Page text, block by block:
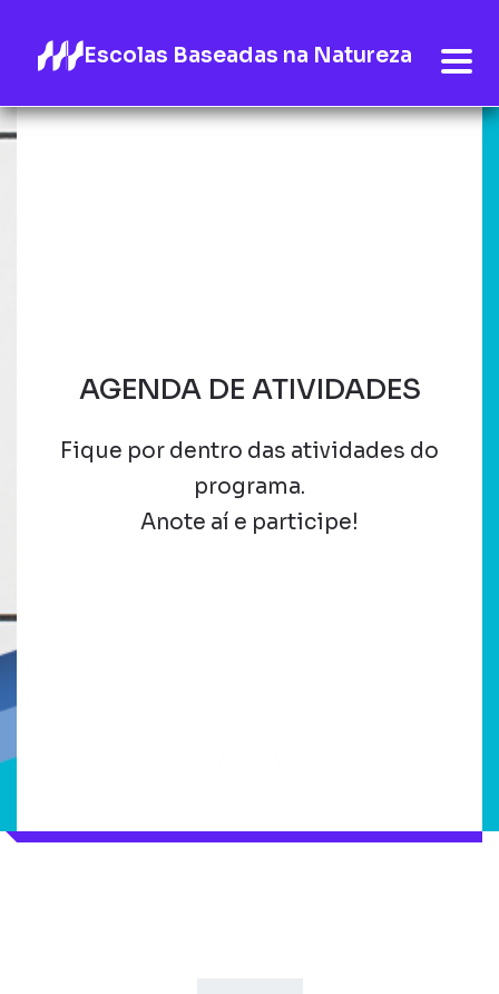
Escolas Baseadas na Natureza
AGENDA DE ATIVIDADES
Fique por dentro das atividades do
programa.
Anote aí e participe!